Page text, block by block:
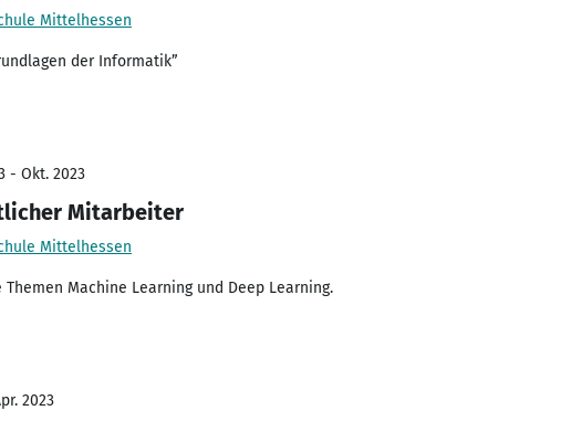
Mittelhessen
der Informatik”
- Okt. 2023
Mitarbeiter
Mittelhessen
Machine Learning und Deep Learning.
2023